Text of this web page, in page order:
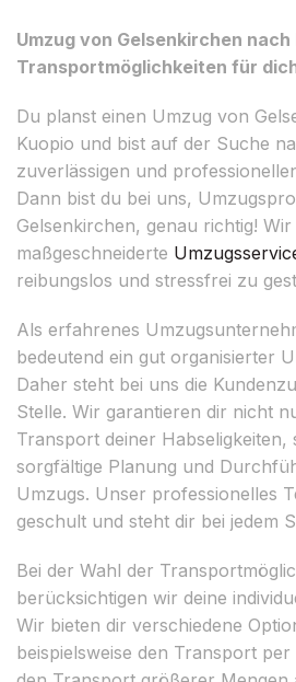
Umzug von Gelsenkirchen nach
Transportmöglichkeiten für
Du planst einen Umzug von
Kuopio und bist auf der Suche
zuverlässigen und
Dann bist du bei uns,
Gelsenkirchen, genau richtig! Wir
maßgeschneiderte
reibungslos und stressfrei zu
Als erfahrenes
bedeutend ein gut organisierter
Daher steht bei uns die
Stelle. Wir garantieren dir nicht
Transport deiner Habseligkeiten,
sorgfältige Planung und
Umzugs. Unser professionelles
geschult und steht dir bei jedem
Bei der Wahl der
berücksichtigen wir deine
Wir bieten dir verschiedene
beispielsweise den Transport per